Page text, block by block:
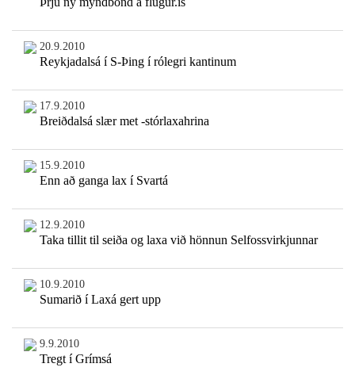
20.9.2010
Reykjadalsá í S-Þing í rólegri kantinum
17.9.2010
Breiðdalsá slær met -stórlaxahrina
15.9.2010
Enn að ganga lax í Svartá
12.9.2010
Taka tillit til seiða og laxa við hönnun Selfossvirkjunnar
10.9.2010
Sumarið í Laxá gert upp
9.9.2010
Tregt í Grímsá